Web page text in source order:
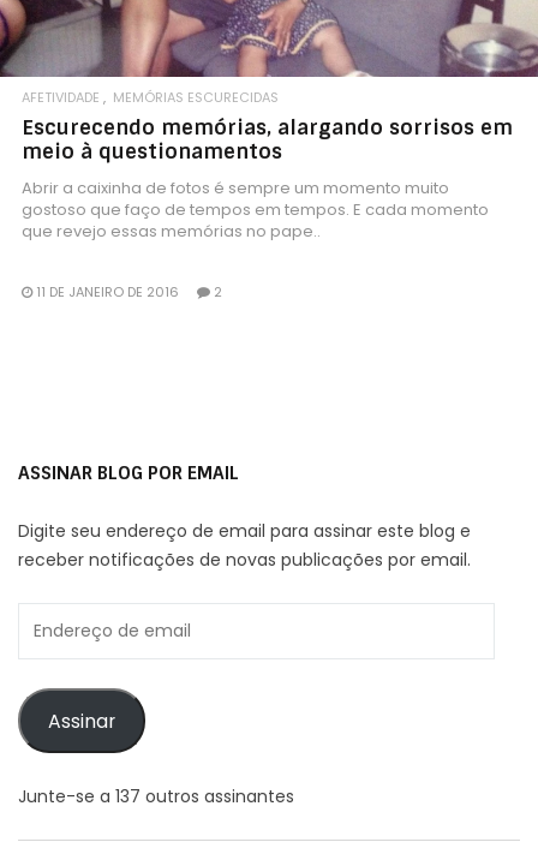
AFETIVIDADE MEMÓRIAS ESCURECIDAS
Escurecendo memórias, alargando sorrisos em
meio à questionamentos
Abrir a caixinha de fotos é sempre um momento muito
gostoso que faço de tempos em tempos. E cada momento
que revejo essas memórias no pape..
11 DE JANEIRO DE 2016 2
ASSINAR BLOG POR EMAIL
Digite seu endereço de email para assinar este blog e
receber notificações de novas publicações por email.
Assinar
Junte-se a 137 outros assinantes